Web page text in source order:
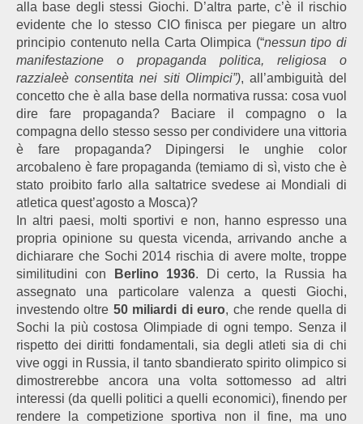
alla base degli stessi Giochi. D’altra parte, c’è il rischio
evidente che lo stesso CIO finisca per piegare un altro
principio contenuto nella Carta Olimpica (“nessun tipo di
manifestazione o propaganda politica, religiosa o
razzialeè consentita nei siti Olimpici”), all’ambiguità del
concetto che è alla base della normativa russa: cosa vuol
dire fare propaganda? Baciare il compagno o la
compagna dello stesso sesso per condividere una vittoria
è fare propaganda? Dipingersi le unghie color
arcobaleno è fare propaganda (temiamo di sì, visto che è
stato proibito farlo alla saltatrice svedese ai Mondiali di
atletica quest’agosto a Mosca)?
In altri paesi, molti sportivi e non, hanno espresso una
propria opinione su questa vicenda, arrivando anche a
dichiarare che Sochi 2014 rischia di avere molte, troppe
similitudini con
Berlino 1936. Di certo, la Russia ha
assegnato una particolare valenza a questi Giochi,
investendo oltre 50 miliardi di euro, che rende quella di
Sochi la più costosa Olimpiade di ogni tempo. Senza il
rispetto dei diritti fondamentali, sia degli atleti sia di chi
vive oggi in Russia, il tanto sbandierato spirito olimpico si
dimostrerebbe ancora una volta sottomesso ad altri
interessi (da quelli politici a quelli economici), finendo per
rendere la competizione sportiva non il fine, ma uno